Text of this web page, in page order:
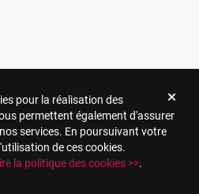
pour la réalisation des
permettent également d'assurer
services. En poursuivant votre
de ces cookies.
la politique des cookies >>.